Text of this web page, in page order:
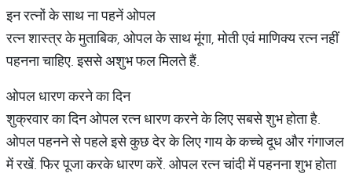
इन रत्‍नों के साथ ना पहनें ओपल
रत्न शास्‍त्र के मुताबिक, ओपल के साथ मूंगा, मोती एवं माणिक्य रत्न नहीं
पहनना चाहिए. इससे अशुभ फल मिलते हैं.
ओपल धारण करने का दिन
शुक्रवार का दिन ओपल रत्न धारण करने के लिए सबसे शुभ होता है.
ओपल पहनने से पहले इसे कुछ देर के लिए गाय के कच्‍चे दूध और गंगाजल
में रखें. फिर पूजा करके धारण करें. ओपल रत्‍न चांदी में पहनना शुभ होता